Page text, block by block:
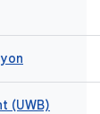
(UWB)